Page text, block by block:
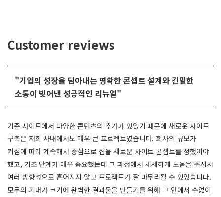
Customer reviews
"기업의 성장을 담아내는 명확한 콘셉트 설계와 긴밀한
소통이 빚어낸 성공적인 리뉴얼"
기존 사이트에서 다양한 콘텐츠의 추가가 있었기 때문에 새로운 사이트
구축은 저희 사내에서도 매우 큰 프로젝트였습니다. 회사의 규모가
커짐에 따라 계속해서 중심으로 잡을 새로운 사이트 콘셉트를 정했어야
했고, 기초 단계가 매우 중요했는데 그 과정에서 세세하게 도움을 주셔서
여러 방향성으로 흩어지지 않고 프로젝트가 잘 마무리될 수 있었습니다.
모두의 기대가 크기에 완벽한 결과물을 만들기를 위해 그 안에서 수없이